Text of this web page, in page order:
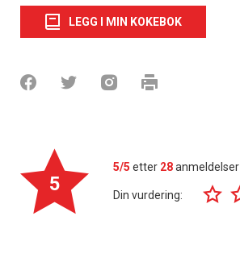
LEGG I MIN KOKEBOK
5
5/5 etter 28anmeldelser
Din vurdering: